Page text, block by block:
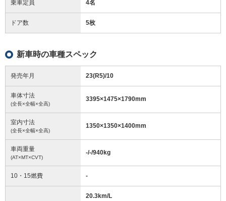
乗車定員 4名
ドア数 5枚
新車時の車種スペック
発売年月 23(R5)/10
車体寸法
(全長×全幅×全高)
3395×1475×1790mm
室内寸法
(全長×全幅×全高)
1350×1350×1400mm
車両重量
(AT×MT×CVT)
-/-/940kg
10・15燃費 -
20.3km/L